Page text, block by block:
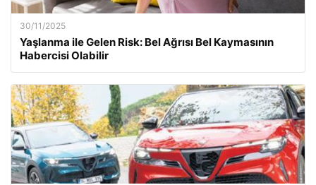
30/11/2025
Yaşlanma ile Gelen Risk: Bel Ağrısı Bel Kaymasının
Habercisi Olabilir